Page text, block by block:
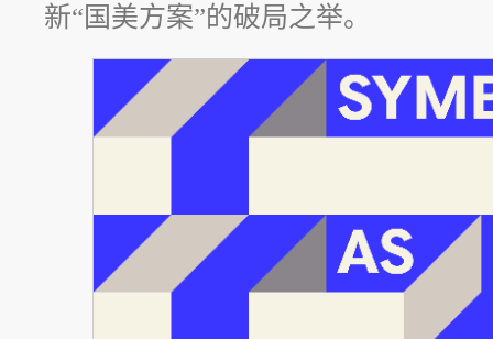
新“国美方案”的破局之举。